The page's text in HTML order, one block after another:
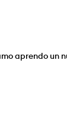
aprendo un